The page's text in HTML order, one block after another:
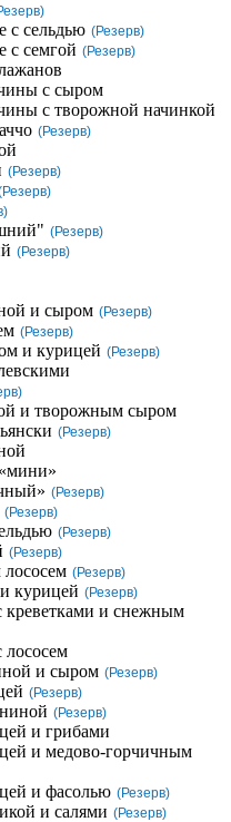
с сельдью (Резерв)
с семгой (Резерв)
с сыром
с творожной начинкой
(Резерв)
(Резерв)
(Резерв)
(Резерв)
и сыром (Резерв)
(Резерв)
и курицей (Резерв)
и творожным сыром
(Резерв)
(Резерв)
(Резерв)
(Резерв)
(Резерв)
(Резерв)
курицей (Резерв)
и снежным
и сыром (Резерв)
(Резерв)
(Резерв)
и грибами
и медово-горчичным
и фасолью (Резерв)
и салями (Резерв)